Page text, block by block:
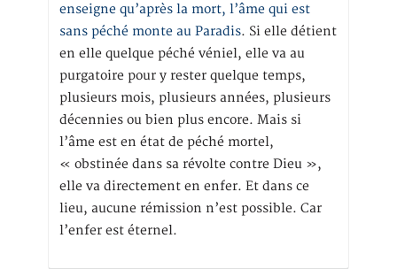
enseigne qu’après la mort, l’âme qui est
sans péché monte au Paradis. Si elle détient
en elle quelque péché véniel, elle va au
purgatoire pour y rester quelque temps,
plusieurs mois, plusieurs années, plusieurs
décennies ou bien plus encore. Mais si
l’âme est en état de péché mortel,
« obstinée dans sa révolte contre Dieu »,
elle va directement en enfer. Et dans ce
lieu, aucune rémission n’est possible. Car
l’enfer est éternel.